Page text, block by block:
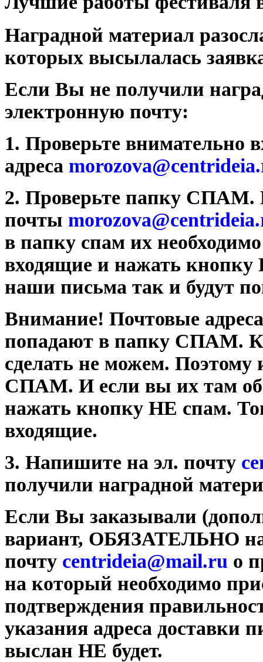
Наградной материал
которых высылалась
Если Вы не получили
электронную почту:
1. Проверьте внимательно
адреса
2. Проверьте папку СПАМ.
почты
в папку спам их
входящие и нажать
наши письма так и будут
Внимание! Почтовые
попадают в папку СПАМ. К
сделать не можем.
СПАМ. И если вы их там
нажать кнопку НЕ спам.
входящие.
3. Напишите на эл. почту
получили наградной
Если Вы заказывали
вариант, ОБЯЗАТЕЛЬНО
почту centrideia@mail.ru о
на который необходимо
подтверждения
указания адреса доставки
выслан НЕ будет.